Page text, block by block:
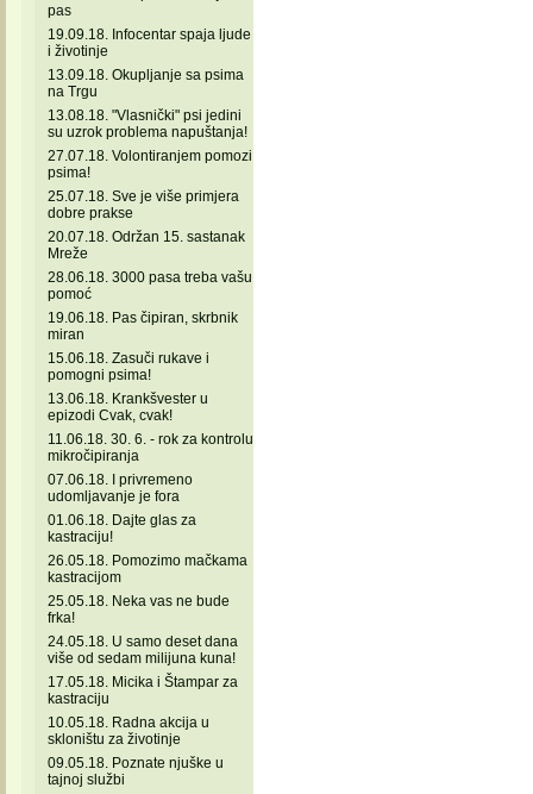
pas
19.09.18. Infocentar spaja ljude
i životinje
13.09.18. Okupljanje sa psima
na Trgu
13.08.18. "Vlasnički" psi jedini
su uzrok problema napuštanja!
27.07.18. Volontiranjem pomozi
psima!
25.07.18. Sve je više primjera
dobre prakse
20.07.18. Održan 15. sastanak
Mreže
28.06.18. 3000 pasa treba vašu
pomoć
19.06.18. Pas čipiran, skrbnik
miran
15.06.18. Zasuči rukave i
pomogni psima!
13.06.18. Krankšvester u
epizodi Cvak, cvak!
11.06.18. 30. 6. - rok za kontrolu
mikročipiranja
07.06.18. I privremeno
udomljavanje je fora
01.06.18. Dajte glas za
kastraciju!
26.05.18. Pomozimo mačkama
kastracijom
25.05.18. Neka vas ne bude
frka!
24.05.18. U samo deset dana
više od sedam milijuna kuna!
17.05.18. Micika i Štampar za
kastraciju
10.05.18. Radna akcija u
skloništu za životinje
09.05.18. Poznate njuške u
tajnoj službi